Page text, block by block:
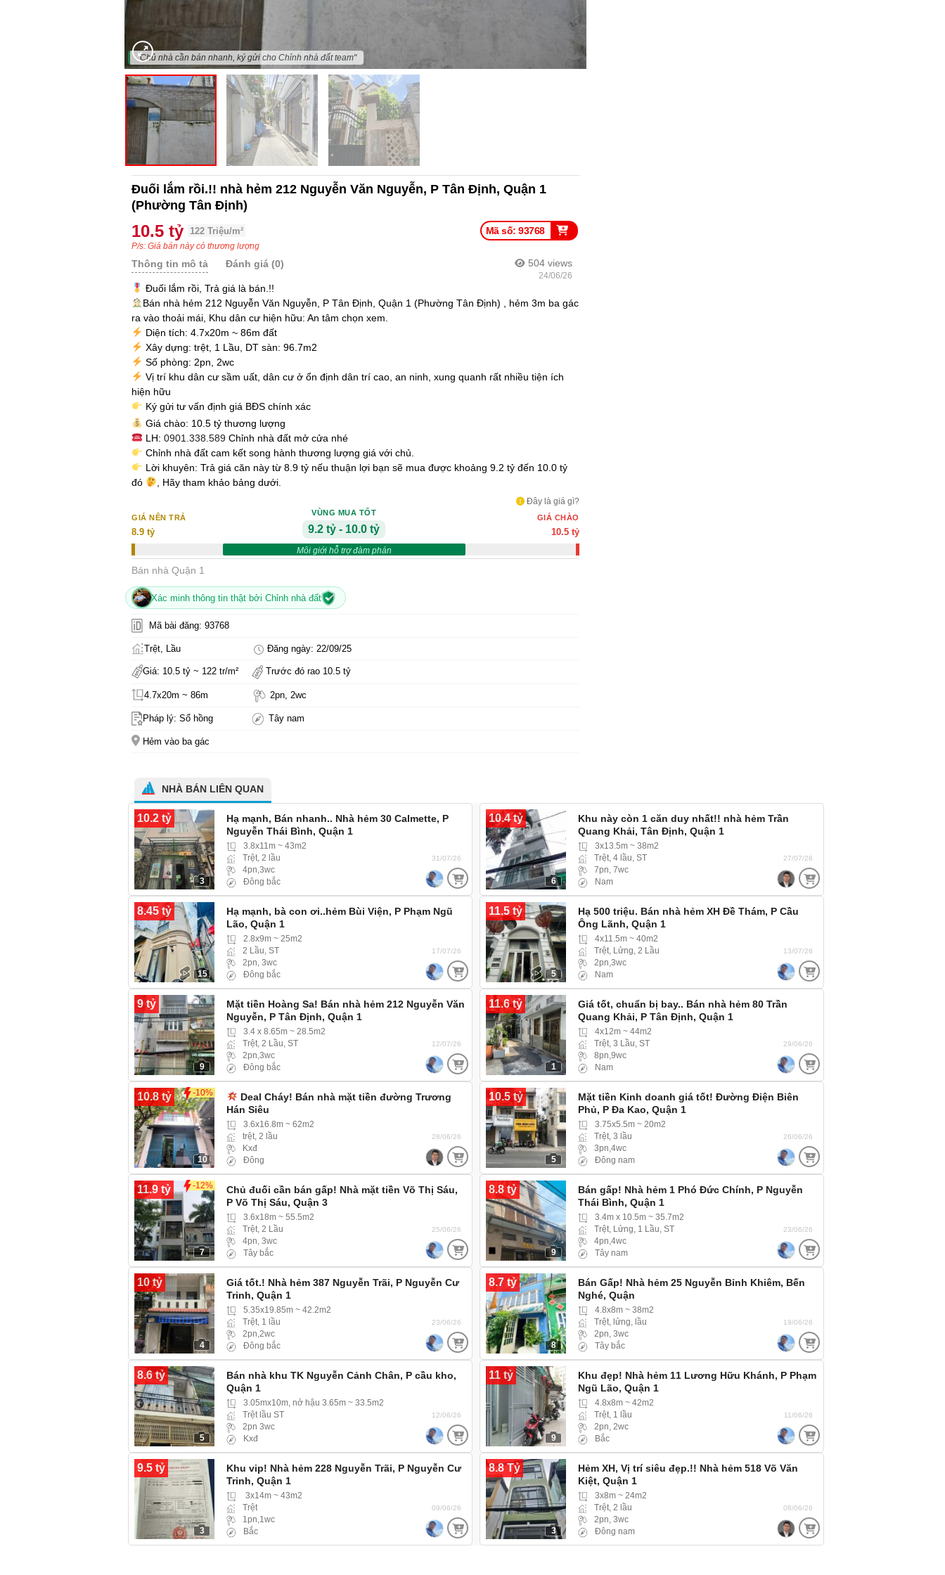
"Chủ nhà cần bán nhanh, ký gửi cho Chỉnh nhà đất team"
Đuối lắm rồi.!! nhà hẻm 212 Nguyễn Văn Nguyễn, P Tân Định, Quận 1
(Phường Tân Định)
Mã số: 93768
10.5 tỷ 122 Triệu/m²
P/s: Giá bán này có thương lượng
504 views
24/06/26
Thông tin mô tả Đánh giá (0)
Đuối lắm rồi, Trả giá là bán.!!
Bán nhà hẻm 212 Nguyễn Văn Nguyễn, P Tân Định, Quận 1 (Phường Tân Định) , hẻm 3m ba gác
ra vào thoải mái, Khu dân cư hiện hữu: An tâm chọn xem.
Diện tích: 4.7x20m ~ 86m đất
Xây dựng: trệt, 1 Lầu, DT sàn: 96.7m2
Số phòng: 2pn, 2wc
Vị trí khu dân cư sầm uất, dân cư ở ổn định dân trí cao, an ninh, xung quanh rất nhiều tiện ích
hiện hữu
Ký gửi tư vấn định giá BĐS chính xác
Giá chào: 10.5 tỷ thương lượng
LH: 0901.338.589Chỉnh nhà đất mở cửa nhé
Chỉnh nhà đất cam kết song hành thương lượng giá với chủ.
Lời khuyên: Trả giá căn này từ 8.9 tỷ nếu thuận lợi bạn sẽ mua được khoảng 9.2 tỷ đến 10.0 tỷ
đó
, Hãy tham khảo bảng dưới.
Đây là giá gì?
GIÁ NÊN TRẢ
8.9 tỷ
VÙNG MUA TỐT
9.2 tỷ - 10.0 tỷ
Môi giới hỗ trợ đàm phán
GIÁ CHÀO
10.5 tỷ
Bán nhà Quận 1
Xác minh thông tin thật bởi Chỉnh nhà đất
Mã bài đăng: 93768
Trệt, Lầu Đăng ngày: 22/09/25
Giá: 10.5 tỷ ~ 122 tr/m² Trước đó rao 10.5 tỷ
4.7x20m ~ 86m 2pn, 2wc
Pháp lý: Sổ hồng Tây nam
Hẻm vào ba gác
NHÀ BÁN LIÊN QUAN
10.2 tỷ
3
Hạ mạnh, Bán nhanh.. Nhà hẻm 30 Calmette, P
Nguyễn Thái Bình, Quận 1
3.8x11m ~ 43m2
Trệt, 2 lầu
4pn,3wc
Đông bắc
31/07/26
10.4 tỷ
6
Khu này còn 1 căn duy nhất!! nhà hẻm Trần
Quang Khải, Tân Định, Quận 1
3x13.5m ~ 38m2
Trệt, 4 lầu, ST
7pn, 7wc
Nam
27/07/26
8.45 tỷ
15
Hạ mạnh, bà con ơi..hẻm Bùi Viện, P Phạm Ngũ
Lão, Quận 1
2.8x9m ~ 25m2
2 Lầu, ST
2pn, 3wc
Đông bắc
17/07/26
11.5 tỷ
5
Hạ 500 triệu. Bán nhà hẻm XH Đề Thám, P Cầu
Ông Lãnh, Quận 1
4x11.5m ~ 40m2
Trệt, Lửng, 2 Lầu
2pn,3wc
Nam
13/07/26
9 tỷ
9
Mặt tiền Hoàng Sa! Bán nhà hẻm 212 Nguyễn Văn
Nguyễn, P Tân Định, Quận 1
3.4 x 8.65m ~ 28.5m2
Trệt, 2 Lầu, ST
2pn,3wc
Đông bắc
12/07/26
11.6 tỷ
1
Giá tốt, chuẩn bị bay.. Bán nhà hẻm 80 Trần
Quang Khải, P Tân Định, Quận 1
4x12m ~ 44m2
Trệt, 3 Lầu, ST
8pn,9wc
Nam
29/06/26
10.8 tỷ -10%
10
Deal Cháy! Bán nhà mặt tiền đường Trương
Hán Siêu
3.6x16.8m ~ 62m2
trệt, 2 lầu
Kxđ
Đông
28/06/26
10.5 tỷ
5
Mặt tiền Kinh doanh giá tốt! Đường Điện Biên
Phủ, P Đa Kao, Quận 1
3.75x5.5m ~ 20m2
Trệt, 3 lầu
3pn,4wc
Đông nam
26/06/26
11.9 tỷ -12%
7
Chủ đuối cần bán gấp! Nhà mặt tiền Võ Thị Sáu,
P Võ Thị Sáu, Quận 3
3.6x18m ~ 55.5m2
Trệt, 2 Lầu
4pn, 3wc
Tây bắc
25/06/26
8.8 tỷ
9
Bán gấp! Nhà hẻm 1 Phó Đức Chính, P Nguyễn
Thái Bình, Quận 1
3.4m x 10.5m ~ 35.7m2
Trệt, Lửng, 1 Lầu, ST
4pn,4wc
Tây nam
23/06/26
10 tỷ
4
Giá tốt.! Nhà hẻm 387 Nguyễn Trãi, P Nguyễn Cư
Trinh, Quận 1
5.35x19.85m ~ 42.2m2
Trệt, 1 lầu
2pn,2wc
Đông bắc
23/06/26
8.7 tỷ
8
Bán Gấp! Nhà hẻm 25 Nguyễn Bỉnh Khiêm, Bến
Nghé, Quận
4.8x8m ~ 38m2
Trệt, lửng, lầu
2pn, 3wc
Tây bắc
19/06/26
8.6 tỷ
5
Bán nhà khu TK Nguyễn Cảnh Chân, P cầu kho,
Quận 1
3.05mx10m, nở hậu 3.65m ~ 33.5m2
Trệt lầu ST
2pn 3wc
Kxđ
12/06/26
11 tỷ
9
Khu đẹp! Nhà hẻm 11 Lương Hữu Khánh, P Phạm
Ngũ Lão, Quận 1
4.8x8m ~ 42m2
Trệt, 1 lầu
2pn, 2wc
Bắc
11/06/26
9.5 tỷ
3
Khu vip! Nhà hẻm 228 Nguyễn Trãi, P Nguyễn Cư
Trinh, Quận 1
3x14m ~ 43m2
Trệt
1pn,1wc
Bắc
09/06/26
8.8 Tỷ
3
Hẻm XH, Vị trí siêu đẹp.!! Nhà hẻm 518 Võ Văn
Kiệt, Quận 1
3x8m ~ 24m2
Trệt, 2 lầu
2pn, 3wc
Đông nam
08/06/26